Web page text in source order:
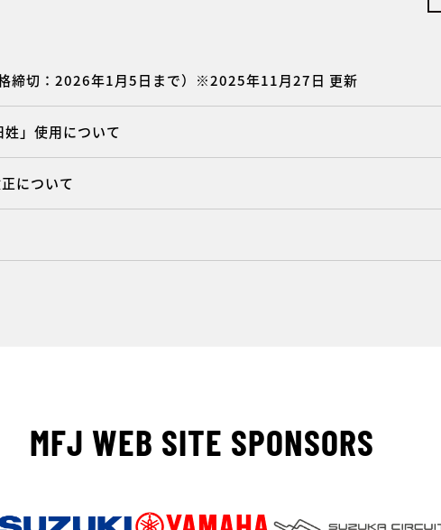
締切：2026年1月5日まで）※2025年11月27日 更新
」使用について
について
MFJ WEB SITE SPONSORS